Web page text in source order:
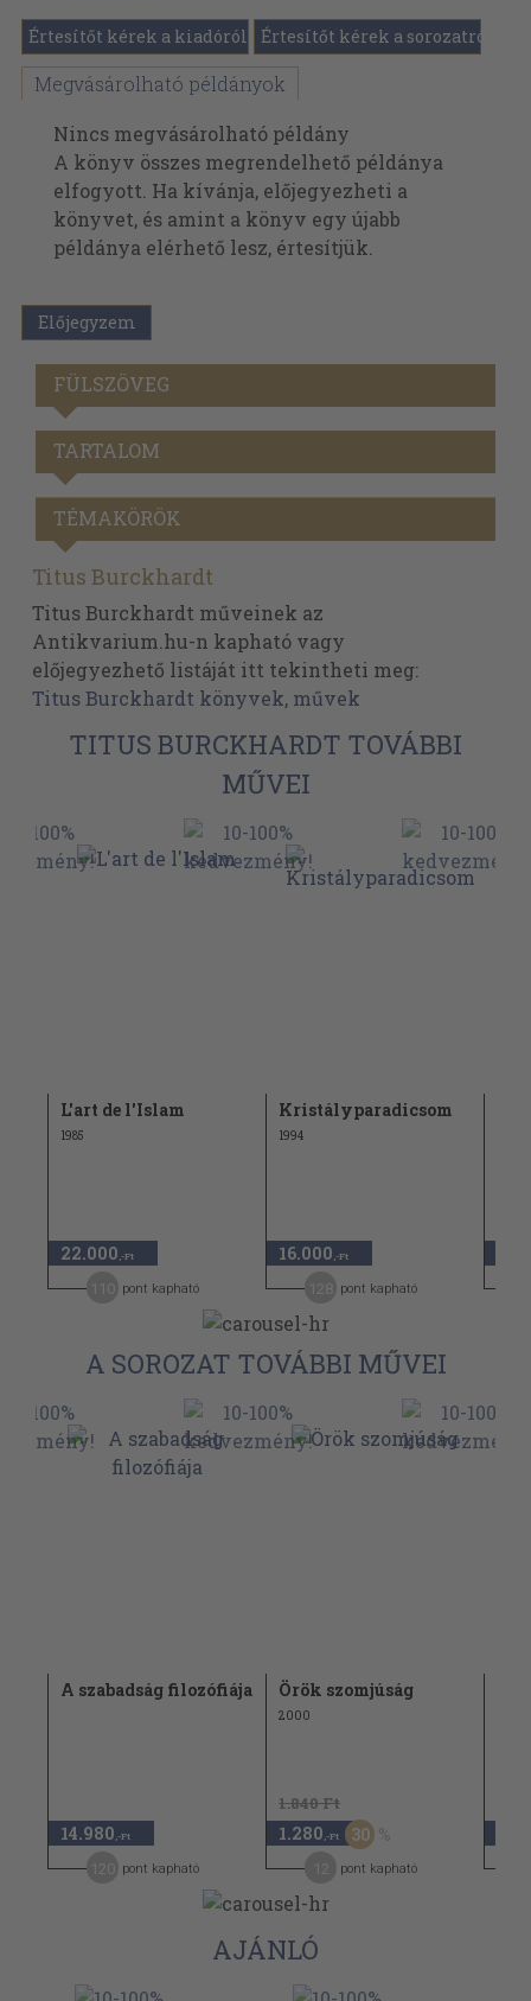
Értesítőt kérek a kiadóról Értesítőt kérek a sorozatról
Megvásárolható példányok
Nincs megvásárolható példány
A könyv összes megrendelhető példánya
elfogyott. Ha kívánja, előjegyezheti a
könyvet, és amint a könyv egy újabb
példánya elérhető lesz, értesítjük.
Előjegyzem
FÜLSZÖVEG
TARTALOM
TÉMAKÖRÖK
Titus Burckhardt
Titus Burckhardt műveinek az
Antikvarium.hu-n kapható vagy
előjegyezhető listáját itt tekintheti meg:
Titus Burckhardt könyvek, művek
TITUS BURCKHARDT TOVÁBBI
MŰVEI
L'art de l'Islam
1985
22.000 ,-Ft
pont kapható
Kristályparadicsom
1994
16.000 ,-Ft
pont kapható
A SOROZAT TOVÁBBI MŰVEI
A szabadság filozófiája
14.980 ,-Ft
pont kapható
Örök szomjúság
2000
1.840 Ft
1.280 ,-Ft 30
pont kapható
AJÁNLÓ